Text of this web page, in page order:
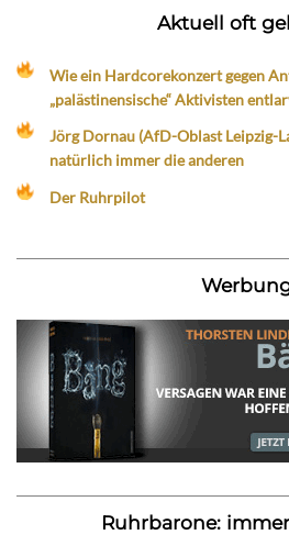
Aktuell oft
Wie ein Hardcorekonzert gegen
„palästinensische“ Aktivisten
Jörg Dornau (AfD-Oblast Leipzig-
natürlich immer die anderen
Der Ruhrpilot
Ruhrbarone: